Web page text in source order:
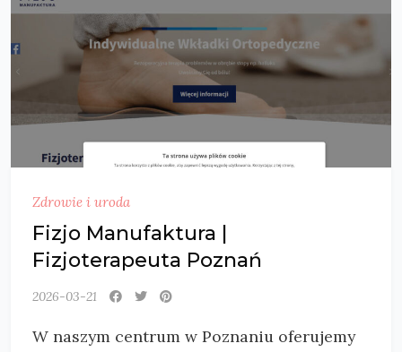
Zdrowie i uroda
Fizjo Manufaktura |
Fizjoterapeuta Poznań
2026-03-21
W naszym centrum w Poznaniu oferujemy